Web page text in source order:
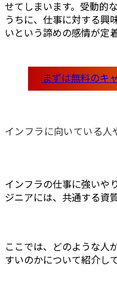
せてしまいます。受動的
うちに、仕事に対する興
いという諦めの感情が定
インフラに向いている
インフラの仕事に強いや
ジニアには、共通する資
ここでは、どのような人
すいのかについて紹介し